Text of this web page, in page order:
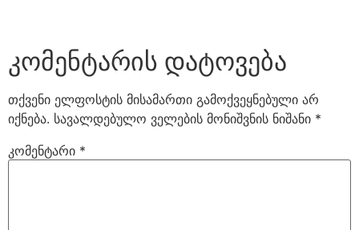
კომენტარის დატოვება
თქვენი ელფოსტის მისამართი გამოქვეყნებული არ
იქნება. სავალდებულო ველების მონიშვნის ნიშანი *
კომენტარი *